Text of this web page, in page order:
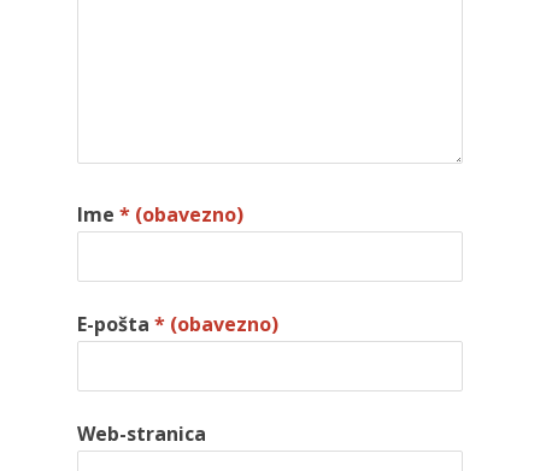
Ime * (obavezno)
E-pošta * (obavezno)
Web-stranica